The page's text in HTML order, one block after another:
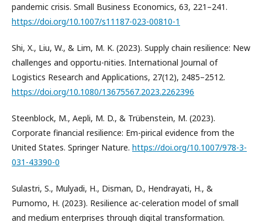
pandemic crisis. Small Business Economics, 63, 221–241.
https://doi.org/10.1007/s11187-023-00810-1
Shi, X., Liu, W., & Lim, M. K. (2023). Supply chain resilience: New
challenges and opportu-nities. International Journal of
Logistics Research and Applications, 27(12), 2485–2512.
https://doi.org/10.1080/13675567.2023.2262396
Steenblock, M., Aepli, M. D., & Trübenstein, M. (2023).
Corporate financial resilience: Em-pirical evidence from the
United States. Springer Nature. https://doi.org/10.1007/978-3-
031-43390-0
Sulastri, S., Mulyadi, H., Disman, D., Hendrayati, H., &
Purnomo, H. (2023). Resilience ac-celeration model of small
and medium enterprises through digital transformation.